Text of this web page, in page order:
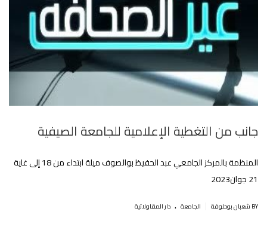
جانب من التغطية الإعلامية للجامعة الصيفية
المنظمة بالمركز الجامعي عبد الحفيظ بوالصوف ميلة ابتداء من 18 إلى غاية
21 جوان2023
BY شعبان بوحلوفة الجامعة . دار المقاولاتية